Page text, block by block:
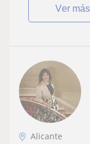
ver más
Alicante